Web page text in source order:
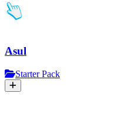
Asul
Starter Pack